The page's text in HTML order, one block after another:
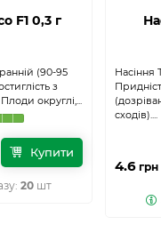
F1 0,3 г
(90-95
з
округлі,...
Купити
20 шт
Насіння
сходів)....
4.6 грн